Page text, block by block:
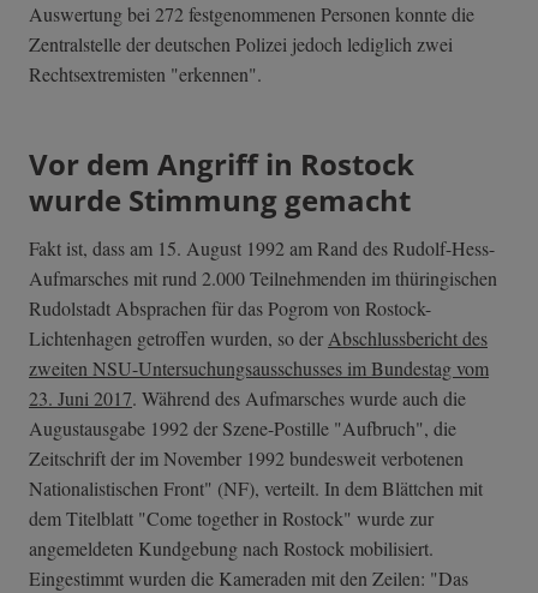
Auswertung bei 272 festgenommenen Personen konnte die
Zentralstelle der deutschen Polizei jedoch lediglich zwei
Rechtsextremisten "erkennen".
Vor dem Angriff in Rostock
wurde Stimmung gemacht
Fakt ist, dass am 15. August 1992 am Rand des Rudolf-Hess-
Aufmarsches mit rund 2.000 Teilnehmenden im thüringischen
Rudolstadt Absprachen für das Pogrom von Rostock-
Lichtenhagen getroffen wurden, so derAbschlussbericht des
zweiten NSU-Untersuchungsausschusses im Bundestag vom
23. Juni 2017. Während des Aufmarsches wurde auch die
Augustausgabe 1992 der Szene-Postille "Aufbruch", die
Zeitschrift der im November 1992 bundesweit verbotenen
Nationalistischen Front" (NF), verteilt. In dem Blättchen mit
dem Titelblatt "Come together in Rostock" wurde zur
angemeldeten Kundgebung nach Rostock mobilisiert.
Eingestimmt wurden die Kameraden mit den Zeilen: "Das